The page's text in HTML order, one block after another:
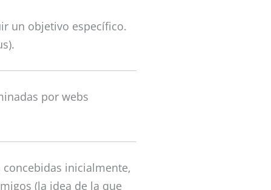
un objetivo específico.
por webs
inicialmente,
(la idea de la que